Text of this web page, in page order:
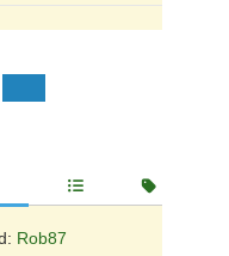
Rob87